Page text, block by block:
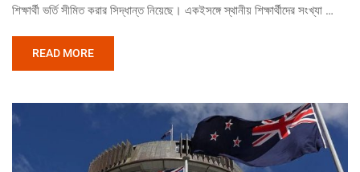
শিক্ষার্থী ভর্তি সীমিত করার সিদ্ধান্ত নিয়েছে। একইসঙ্গে স্থানীয় শিক্ষার্থীদের সংখ্যা …
READ MORE